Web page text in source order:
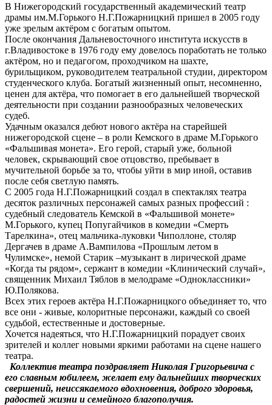
В Нижегородский государственный академический театр
драмы им.М.Горького Н.Г.Пожарницкий пришел в 2005 году
уже зрелым актёром с богатым опытом.
После окончания Дальневосточного института искусств в
г.Владивостоке в 1976 году ему довелось поработать не только
актёром, но и педагогом, проходчиком на шахте,
бурильщиком, руководителем театральной студии, директором
студенческого клуба. Богатый жизненный опыт, несомненно,
ценен для актёра, что помогает в его дальнейшей творческой
деятельности при создании разнообразных человеческих
судеб.
Удачным оказался дебют нового актёра на старейшей
нижегородской сцене – в роли Кемского в драме М.Горького
«Фальшивая монета». Его герой, старый уже, больной
человек, скрывающий свое отцовство, пребывает в
мучительной борьбе за то, чтобы уйти в мир иной, оставив
после себя светлую память.
С 2005 года Н.Г.Пожарницкий создал в спектаклях театра
десяток различных персонажей самых разных профессий :
судебный следователь Кемской в «Фальшивой монете»
М.Горького, купец Попугайчиков в комедии «Смерть
Тарелкина», отец мальчика-луковки Чиполлоне, столяр
Дергачев в драме А.Вампилова «Прошлым летом в
Чулимске», немой Старик –музыкант в лирической драме
«Когда ты рядом», сержант в комедии «Клинический случай»,
священник Михаил Тяблов в мелодраме «Одноклассники»
Ю.Полякова.
Всех этих героев актёра Н.Г.Пожарницкого объединяет то, что
все они - живые, колоритные персонажи, каждый со своей
судьбой, естественные и достоверные.
Хочется надеяться, что Н.Г.Пожарницкий порадует своих
зрителей и коллег новыми яркими работами на сцене нашего
театра.
Коллектив театра поздравляет Николая Григорьевича с
его славным юбилеем, желает ему дальнейших творческих
свершений, неиссякаемого вдохновения, доброго здоровья,
радостей жизни и семейного благополучия.